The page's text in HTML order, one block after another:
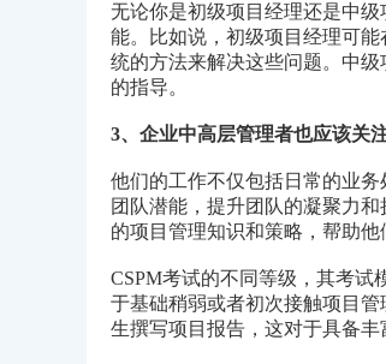
无论你是初级项目经理还是中
能。比如说，初级项目经理可
统的方法来解决这些问题。中
的指导。
3、企业中高层管理者也应该关
他们的工作不仅包括日常的业
团队潜能，提升团队的凝聚力
的项目管理知识和策略，帮助他
CSPM考试的不同等级，其考试
于基础稍弱或者初次接触项目
生撰写项目报告，这对于具备